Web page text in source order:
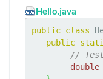
Hello.java
public class
public
//
double